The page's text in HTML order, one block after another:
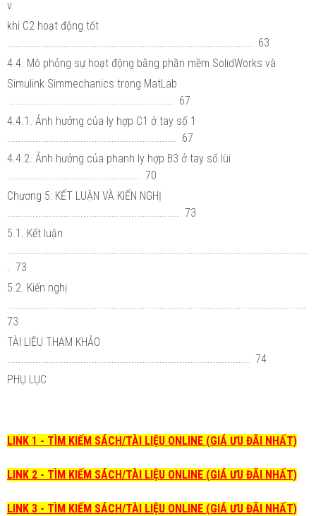
v
khi C2 hoạt động tốt
....................................................................................... 63
4.4. Mô phỏng sự hoạt động bằng phần mềm SolidWorks và
Simulink Simmechanics trong MatLab
.......................................................... 67
4.4.1. Ảnh hưởng của ly hợp C1 ở tay số 1
............................................................ 67
4.4.2. Ảnh hưởng của phanh ly hợp B3 ở tay số lùi
............................................... 70
Chương 5: KẾT LUẬN VÀ KIẾN NGHỊ
............................................................. 73
5.1. Kết luận
. 73
5.2. Kiến nghị
73
TÀI LIỆU THAM KHẢO
...................................................................................... 74
PHỤ LỤC
LINK 1 - TÌM KIẾM SÁCH/TÀI LIỆU ONLINE (GIÁ ƯU ĐÃI NHẤT)
LINK 2 - TÌM KIẾM SÁCH/TÀI LIỆU ONLINE (GIÁ ƯU ĐÃI NHẤT)
LINK 3 - TÌM KIẾM SÁCH/TÀI LIỆU ONLINE (GIÁ ƯU ĐÃI NHẤT)